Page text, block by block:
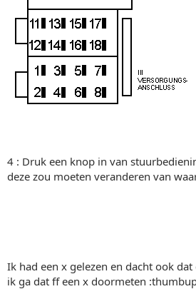
4 : Druk een knop in van
deze zou moeten veranderen van
Ik had een x gelezen en dacht ook
ik ga dat ff een x doormeten